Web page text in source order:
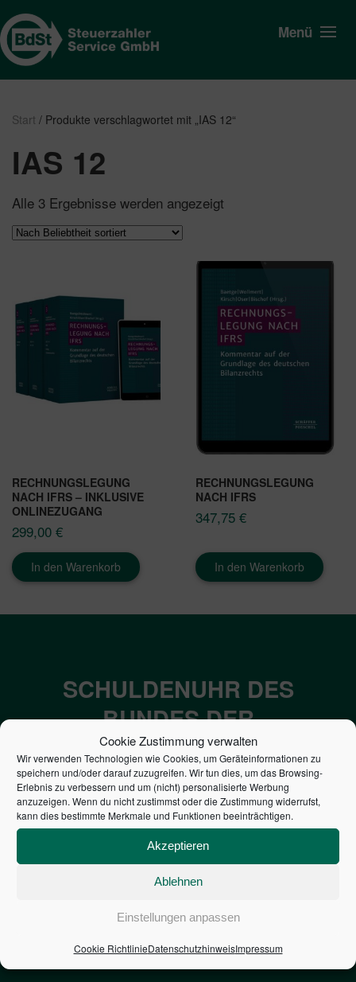
Cookie Zustimmung verwalten
Wir verwenden Technologien wie Cookies, um Geräteinformationen zu
speichern und/oder darauf zuzugreifen. Wir tun dies, um das Browsing-
Erlebnis zu verbessern und um (nicht) personalisierte Werbung
anzuzeigen. Wenn du nicht zustimmst oder die Zustimmung widerrufst,
kann dies bestimmte Merkmale und Funktionen beeinträchtigen.
Akzeptieren
Ablehnen
Einstellungen anpassen
Cookie RichtlinieDatenschutzhinweisImpressum
Menü
Start / Produkte verschlagwortet mit „IAS 12“
IAS 12
Alle 3 Ergebnisse werden angezeigt
RECHNUNGSLEGUNG
NACH IFRS – INKLUSIVE
ONLINEZUGANG
299,00 €
In den Warenkorb
RECHNUNGSLEGUNG
NACH IFRS
347,75 €
In den Warenkorb
SCHULDENUHR DES
BUNDES DER
STEUERZAHLER
7,052€
NEUVERSCHULDUNG
PRO SEKUNDE
1,601€
PRO SEKUNDE